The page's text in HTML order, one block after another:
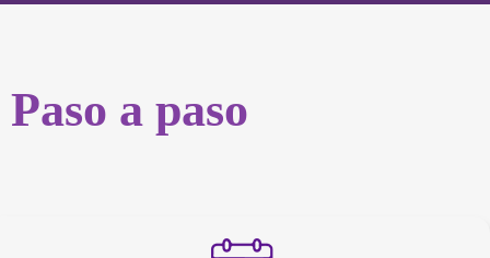
Paso a paso